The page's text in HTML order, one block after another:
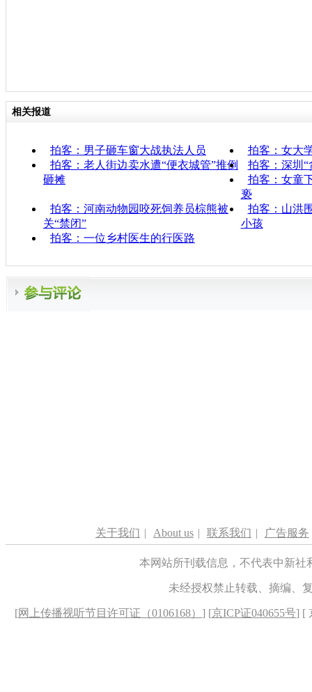
相关报道
拍客：男子砸车窗大战执法人员
拍客：女大
拍客：老人街边卖水遭“便衣城管”推倒
砸摊
拍客：深圳“
拍客：女童
亵
拍客：河南动物园咬死饲养员棕熊被
关“禁闭”
拍客：山洪
小孩
拍客：一位乡村医生的行医路
关于我们 | About us | 联系我们 | 广告服务
本网站所刊载信息，不代表中新
未经授权禁止转载、摘编、
[网上传播视听节目许可证（0106168） ] [京ICP证040655号] [